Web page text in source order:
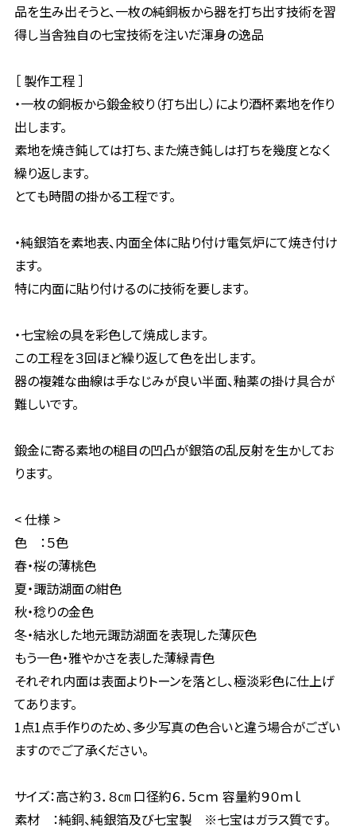
品を生み出そうと、一枚の純銅板から器を打ち出す技術を習
得し当舎独自の七宝技術を注いだ渾身の逸品
［ 製作工程 ］
・一枚の銅板から鍛金絞り（打ち出し）により酒杯素地を作り
出します。
素地を焼き鈍しては打ち、また焼き鈍しは打ちを幾度となく
繰り返します。
とても時間の掛かる工程です。
・純銀箔を素地表、内面全体に貼り付け電気炉にて焼き付け
ます。
特に内面に貼り付けるのに技術を要します。
・七宝絵の具を彩色して焼成します。
この工程を３回ほど繰り返して色を出します。
器の複雑な曲線は手なじみが良い半面、釉薬の掛け具合が
難しいです。
鍛金に寄る素地の槌目の凹凸が銀箔の乱反射を生かしてお
ります。
< 仕様 >
色 ：５色
春・桜の薄桃色
夏・諏訪湖面の紺色
秋・稔りの金色
冬・結氷した地元諏訪湖面を表現した薄灰色
もう一色・雅やかさを表した薄緑青色
それぞれ内面は表面よりトーンを落とし、極淡彩色に仕上げ
てあります。
1点1点手作りのため、多少写真の色合いと違う場合がござい
ますのでご了承ください。
サイズ：高さ約３．８㎝ 口径約６．５ｃｍ 容量約９０ｍｌ
素材 ：純銅、純銀箔及び七宝製 ※七宝はガラス質です。